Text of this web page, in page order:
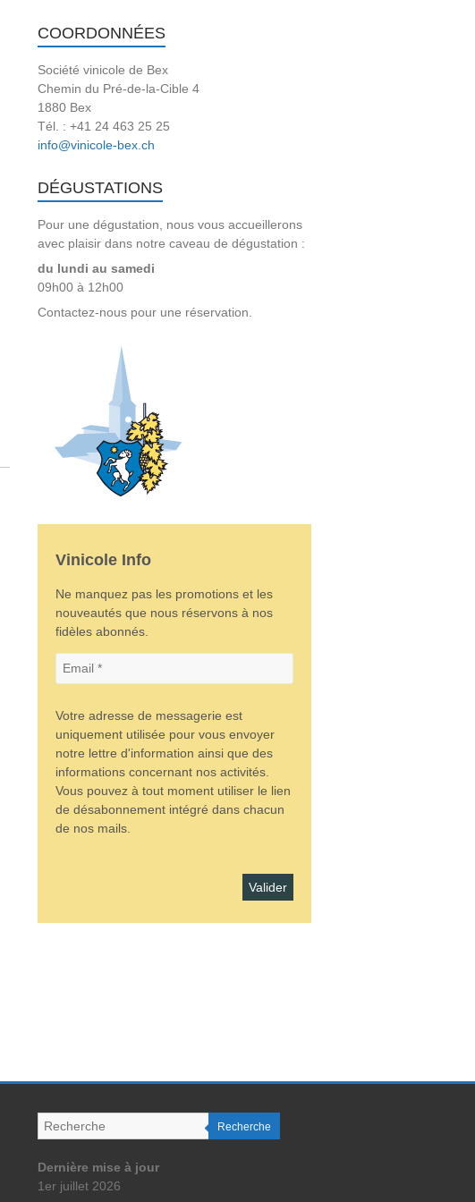
COORDONNÉES
Société vinicole de Bex
Chemin du Pré-de-la-Cible 4
1880 Bex
Tél. : +41 24 463 25 25
info@vinicole-bex.ch
DÉGUSTATIONS
Pour une dégustation, nous vous accueillerons
avec plaisir dans notre caveau de dégustation :
du lundi au samedi
09h00 à 12h00
Contactez-nous pour une réservation.
Vinicole Info
Ne manquez pas les promotions et les
nouveautés que nous réservons à nos
fidèles abonnés.
Votre adresse de messagerie est
uniquement utilisée pour vous envoyer
notre lettre d'information ainsi que des
informations concernant nos activités.
Vous pouvez à tout moment utiliser le lien
de désabonnement intégré dans chacun
de nos mails.
Recherche
Dernière mise à jour
1er juillet 2026